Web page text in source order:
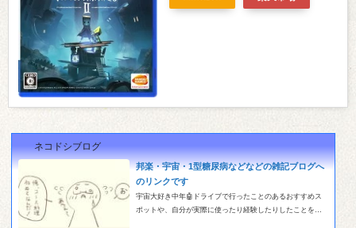
ネコドシブログ
邦楽・宇宙・1型糖尿病などなどの雑記ブログへ
のリンクです
宇宙大好き中年🤖ドライブで行ったことのあるおすすめス
ポットや、自分が実際に使ったり経験したりしたことをダ